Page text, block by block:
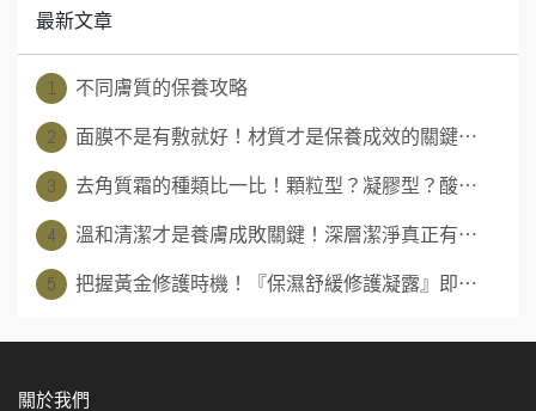
最新文章
1
不同膚質的保養攻略
2
面膜不是有敷就好！材質才是保養成效的關鍵⋯
3
去角質霜的種類比一比！顆粒型？凝膠型？酸⋯
4
溫和清潔才是養膚成敗關鍵！深層潔淨真正有⋯
5
把握黃金修護時機！『保濕舒緩修護凝露』即⋯
關於我們